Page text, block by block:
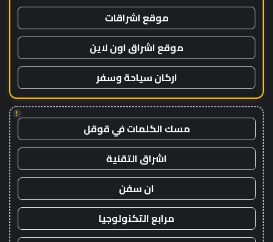
موقع اشراقات
موقع اشراق اون لاين
اركان سياحة وسفر
!
مسك الكلمات في قوقل
اشراق التقنية
ان سفن
مرابع التكنولوجيا